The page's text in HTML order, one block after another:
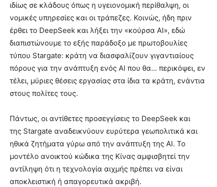
ιδίως σε κλάδους όπως η υγειονομική περίθαλψη, οι
νομικές υπηρεσίες και οι τράπεζες. Κοινώς, ήδη πριν
έρθει το DeepSeek και λήξει την «κούρσα ΑΙ», εδώ
διαπιστώνουμε το εξής παράδοξο με πρωτοβουλίες
τύπου Stargate: κράτη να διασφαλίζουν γιγαντιαίους
πόρους για την ανάπτυξη ενός ΑΙ που θα… περικόψει, εν
τέλει, μύριες θέσεις εργασίας στα ίδια τα κράτη, ενάντια
στους πολίτες τους.
Πάντως, οι αντίθετες προσεγγίσεις το DeepSeek και
της Stargate αναδεικνύουν ευρύτερα γεωπολιτικά και
ηθικά ζητήματα γύρω από την ανάπτυξη της ΑΙ. Το
μοντέλο ανοικτού κώδικα της Κίνας αμφισβητεί την
αντίληψη ότι η τεχνολογία αιχμής πρέπει να είναι
αποκλειστική ή απαγορευτικά ακριβή.